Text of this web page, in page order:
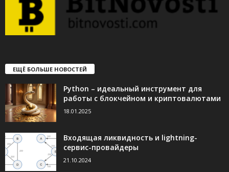
ЕЩЁ БОЛЬШЕ НОВОСТЕЙ
Python – идеальный инструмент для
работы с блокчейном и криптовалютами
18.01.2025
Входящая ликвидность и lightning-
сервис-провайдеры
21.10.2024